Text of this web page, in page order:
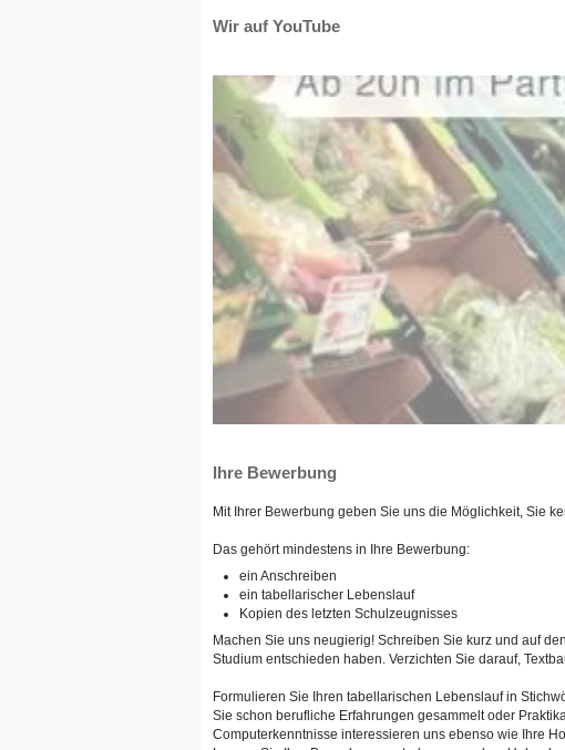
Wir auf YouTube
Ihre Bewerbung
Mit Ihrer Bewerbung geben Sie uns die Möglichkeit, Sie
Das gehört mindestens in Ihre Bewerbung:
ein Anschreiben
ein tabellarischer Lebenslauf
Kopien des letzten Schulzeugnisses
Machen Sie uns neugierig! Schreiben Sie kurz und auf
Studium entschieden haben. Verzichten Sie darauf,
Formulieren Sie Ihren tabellarischen Lebenslauf in
Sie schon berufliche Erfahrungen gesammelt oder
Computerkenntnisse interessieren uns ebenso wie Ihre